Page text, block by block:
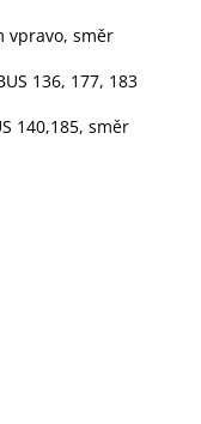
vpravo, směr
136, 177, 183
140,185, směr